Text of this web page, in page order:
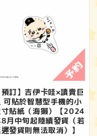
預訂】吉伊卡哇×讀賣巨
可貼於智慧型手機的小
寸貼紙（海獺）【2024
月中旬起陸續發貨（若
發貨則無法取消）】